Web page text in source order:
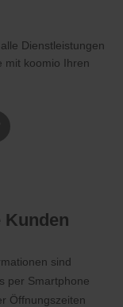
Dienstleistungen
mit koomio Ihren
Kunden
sind
per Smartphone
Öffnungszeiten